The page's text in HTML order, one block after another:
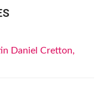
Daniel Cretton,